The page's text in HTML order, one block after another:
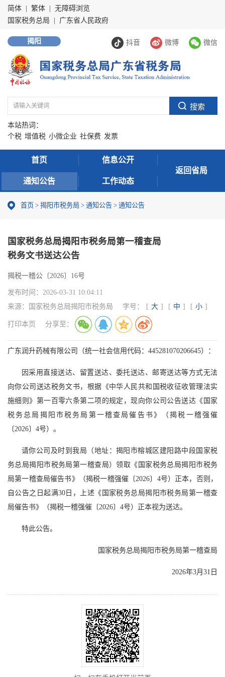
简体 繁体
无障碍浏览
国家税务总局
广东省人民政府
抖音 微博 微信
揭阳
本站热词：
个税 增值税 小微企业 社保费 发票
首页 信息公开
通知公告 工作动态
返回省局
首页 > 揭阳市税务局 > 通知公告 > 通知公告
国家税务总局揭阳市税务局第一稽查局
税务文书送达公告
揭税一稽公〔2026〕16号
发布时间： 2026-03-31 10:04:11
来源：
国家税务总局揭阳市税务局 字号： [ 大 ] [ 中 ] [ 小 ]
打印本页 分享至：
广东润升药械有限公司（统一社会信用代码：445281070206645）：
因采用直接送达、留置送达、委托送达、邮寄送达等方式无法
向你公司送达税务文书，根据《中华人民共和国税收征收管理法实
施细则》第一百零六条第二项的规定，现向你公司公告送达《国家
税务总局揭阳市税务局第一稽查局催告书》（揭税一稽强催
〔2026〕4号）。
请你公司及时到我局（地址：揭阳市榕城区建阳路中段国家税
务总局揭阳市税务局第一稽查局）领取《国家税务总局揭阳市税务
局第一稽查局催告书》（揭税一稽强催〔2026〕4号）正本，否则，
自公告之日起满30日，上述《国家税务总局揭阳市税务局第一稽查
局催告书》（揭税一稽强催〔2026〕4号）正本视为送达。
特此公告。
国家税务总局揭阳市税务局第一稽查局
2026年3月31日